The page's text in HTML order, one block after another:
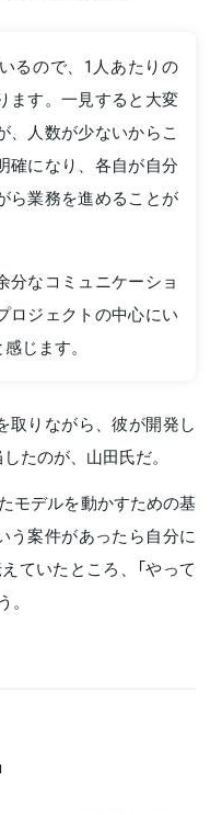
るので、1人あたりの
ます。一見すると大変
、人数が少ないからこ
確になり、各自が自分
ら業務を進めることが
分なコミュニケーショ
ロジェクトの中心にい
じます。
取りながら、彼が開発し
たのが、山田氏だ。
モデルを動かすための基
う案件があったら自分に
ていたところ、「やって